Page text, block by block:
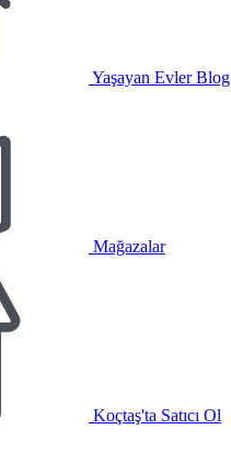
Yaşayan Evler Blog
Mağazalar
Koçtaş'ta Satıcı Ol